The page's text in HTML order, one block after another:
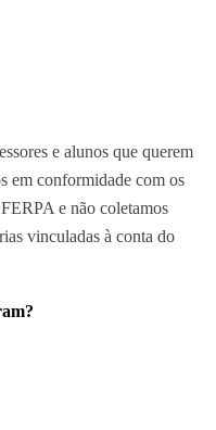
e alunos que querem
em conformidade com os
e não coletamos
vinculadas à conta do